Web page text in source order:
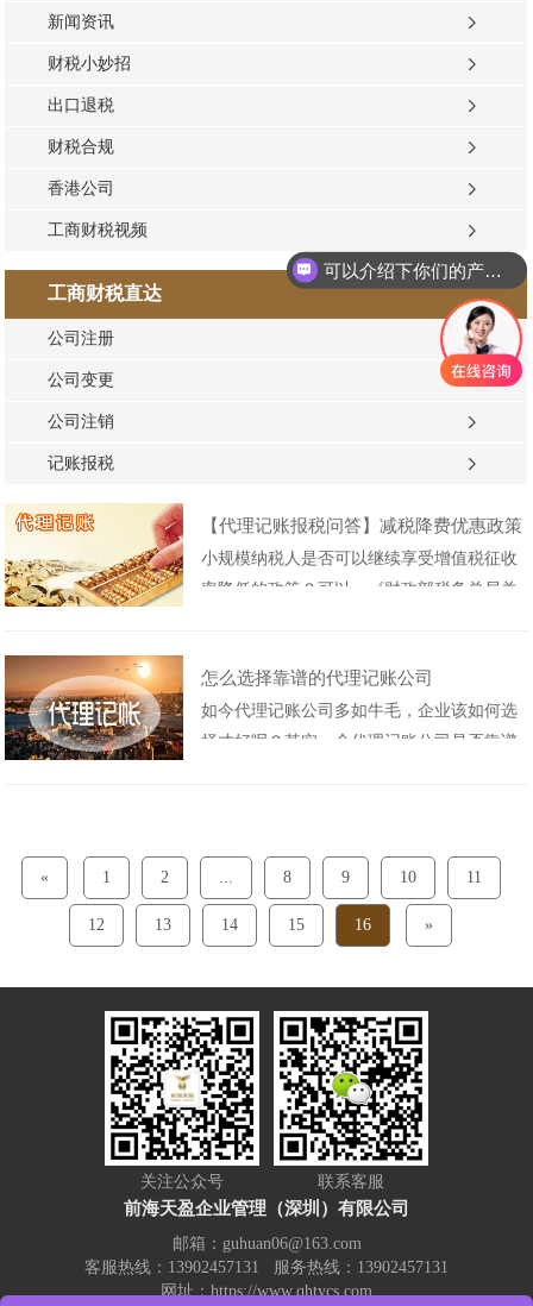
新闻资讯
财税小妙招
出口退税
财税合规
香港公司
工商财税视频
工商财税直达
公司注册
公司变更
公司注销
记账报税
【代理记账报税问答】减税降费优惠政策
小规模纳税人是否可以继续享受增值税征收
率降低的政策？可以。《财政部税务总局关
个体工商户复工复业增值税优惠政策的实施
期限延长到2020年12月31日
怎么选择靠谱的代理记账公司
如今代理记账公司多如牛毛，企业该如何选
择才好呢？其实一个代理记账公司是否靠谱
« 1 2 8 9 10 11
12 13 14 15 16 »
关注公众号 联系客服
前海天盈企业管理（深圳）有限公司
邮箱：guhuan06@163.com
客服热线：13902457131 服务热线：13902457131
网址：https://www.qhtycs.com
可以介绍下你们的产品么
你们是怎么收费的呢